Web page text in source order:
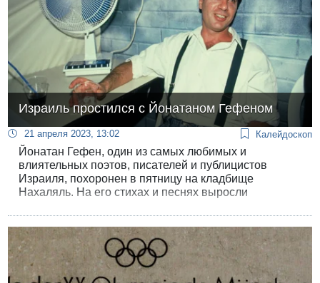
Израиль простился с Йонатаном Гефеном
21 апреля 2023, 13:02 Калейдоскоп
Йонатан Гефен, один из самых любимых и
влиятельных поэтов, писателей и публицистов
Израиля, похоронен в пятницу на кладбище
Нахаляль. На его стихах и песнях выросли
и воплощением неповторимого “израильского духа”,
- того самого, который в последние месяцы
поднимает сотни тысяч на демонстрации против
правительственных “реформ”.